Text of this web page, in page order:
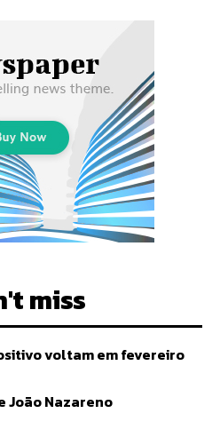
miss
voltam em fevereiro
Nazareno